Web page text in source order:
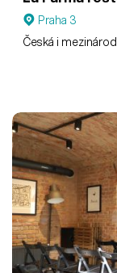
Praha 3
Česká i